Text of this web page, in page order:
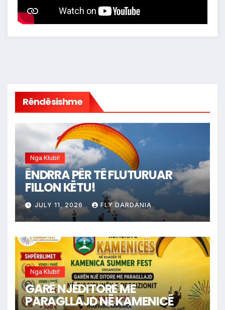
Rëndësishme
Nga Klubi!
ËNDRRA PËR TË FLUTURUAR
FILLON KËTU!
JULY 11, 2026 FLY DARDANIA
Nga Klubi!
GARË NJËDITORE ME
PARAGLLAJD NË KAMENICË